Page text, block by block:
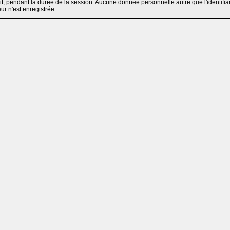
pendant la durée de la session. Aucune donnée personnelle autre que
n'est enregistrée